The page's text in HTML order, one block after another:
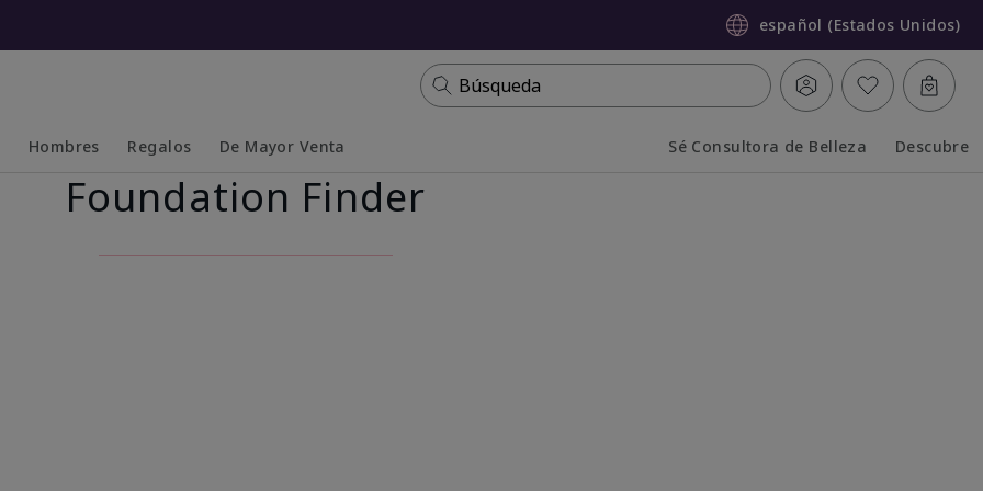
español (Estados Unidos)
Búsqueda
Hombres
Collapsed
Expanded
Regalos De Mayor Venta Sé Consultora de Belleza Descubre
Foundation Finder